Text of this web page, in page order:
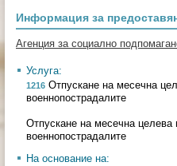
Информация за
Агенция за социално
Услуга:
1216 Отпускане на месечна
военнопострадалите
Отпускане на месечна
военнопострадалите
На основание на: